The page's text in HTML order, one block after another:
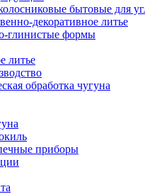
бытовые для
декоративное литье
глинистые формы
литье
обработка чугуна
приборы